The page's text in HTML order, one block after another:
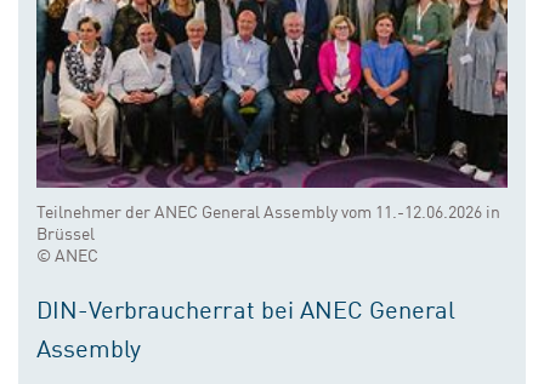
Teilnehmer der ANEC General Assembly vom 11.-12.06.2026 in
Brüssel
© ANEC
DIN-Verbraucherrat bei ANEC General
Assembly